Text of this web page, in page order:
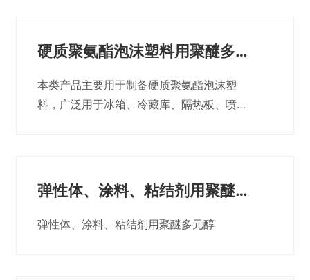
硬质聚氨酯泡沫塑料用聚醚多元
醇
本类产品主要用于制备硬质聚氨酯泡沫塑
料，广泛用于冰箱、冷藏库、隔热板、喷
弹性体、涂料、粘结剂用聚醚多
元醇
弹性体、涂料、粘结剂用聚醚多元醇